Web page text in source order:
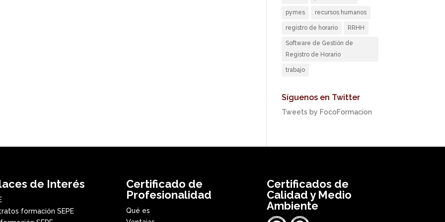
pymes recursos humanos
registro de horario RRHH
Software de Gestión de
Registro de Horario
trabajo
Síguenos en Twitter
Tweets by FocoFormacion
de Interés
formación SEPE
Certificado de
Profesionalidad
Qué es
Certificados de
Calidad y Medio
Ambiente